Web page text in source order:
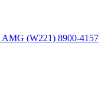
AMG (W221) 8900-4157